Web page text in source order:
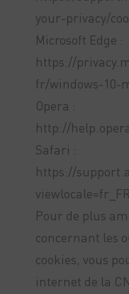
your-privacy/
Microsoft Edge :
https://
fr/windows-10-
Opera :
http://
Safari :
https://
Pour de plus
concernant les
cookies, vous
internet de la